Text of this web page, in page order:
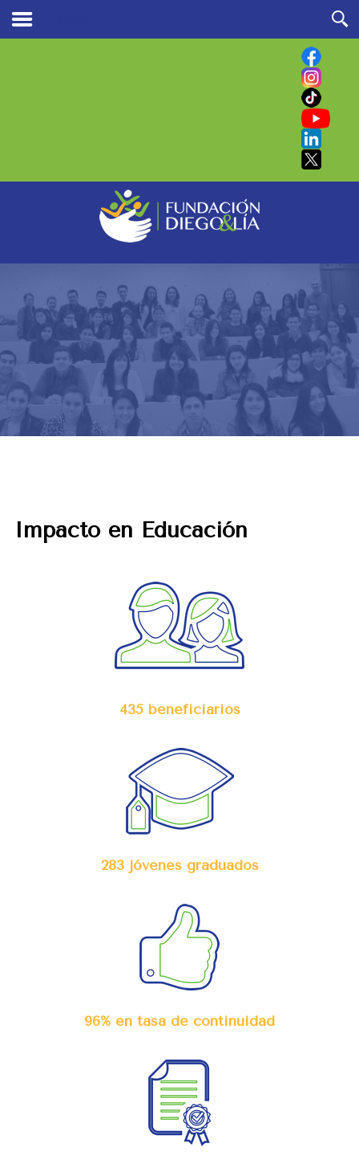
en nuestro sitio
Impacto en Educación
435 beneficiarios
283 jóvenes graduados
96% en tasa de continuidad